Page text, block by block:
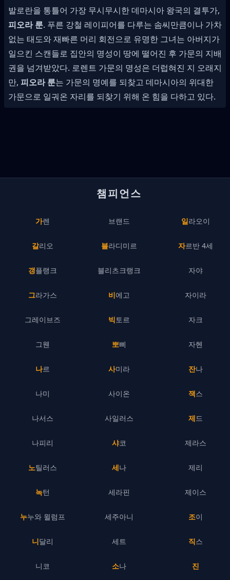
발로란을 통틀어 가장 무시무시한 데마시아 왕국의 결투가,
피오라 룬. 푸른 강철 레이피어를 다루는 솜씨만큼이나 가차
없는 태도와 재빠른 머리 회전으로 유명한 그녀는 아버지가
일으킨 스캔들로 집안의 명성이 땅에 떨어진 후 가문의 지배
권을 넘겨받았다. 로렌트 가문의 명성은 더럽혀진 지 오래지
만, 피오라 룬는 가문의 명예를 되찾고 데마시아의 위대한
가문으로 일궈온 자리를 되찾기 위해 온 힘을 다하고 있다.
챔피언스
가렌
갈리오
갱플랭크
그라가스
그레이브즈
그웬
나르
나미
나서스
나피리
노틸러스
녹턴
누누와 윌럼프
니달리
니코
브랜드
블라디미르
블리츠크랭크
비에고
빅토르
뽀삐
사미라
사이온
사일러스
샤코
세나
세라핀
세주아니
세트
소나
일라오이
자르반 4세
자야
자이라
자크
자헨
잔나
잭스
제드
제라스
제리
제이스
조이
직스
진